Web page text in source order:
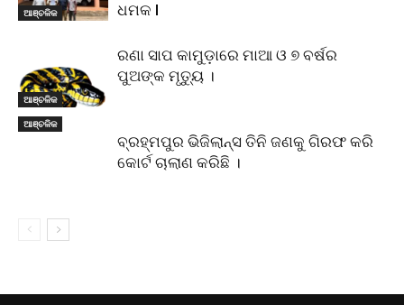
ଆଞ୍ଚଳିକ
ଧମକ l
ଆଞ୍ଚଳିକ
ରଣା ସାପ କାମୁଡ଼ାରେ ମାଆ ଓ ୭ ବର୍ଷର
ପୁଅଙ୍କ ମୃତ୍ୟୁ ।
ଆଞ୍ଚଳିକ
ବ୍ରହ୍ମପୁର ଭିଜିଲାନ୍ସ ତିନି ଜଣକୁ ଗିରଫ କରି
କୋର୍ଟ ଚାଲାଣ କରିଛି ।